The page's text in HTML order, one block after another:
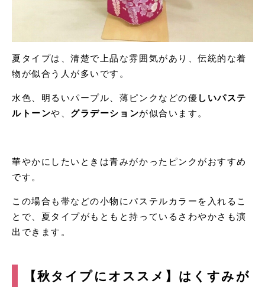
夏タイプは、清楚で上品な雰囲気があり、伝統的な着
物が似合う人が多いです。
水色、明るいパープル、薄ピンクなどの優 しいパステ
ルトーンや、 グラデーションが似合います。
華やかにしたいときは青みがかったピンクがおすすめ
です。
この場合も帯などの小物にパステルカラーを入れるこ
とで、夏タイプがもともと持っているさわやかさも演
出できます。
【秋タイプにオススメ】はくすみが